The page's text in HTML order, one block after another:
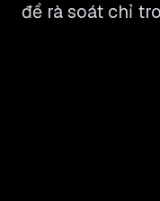
để rà soát chỉ